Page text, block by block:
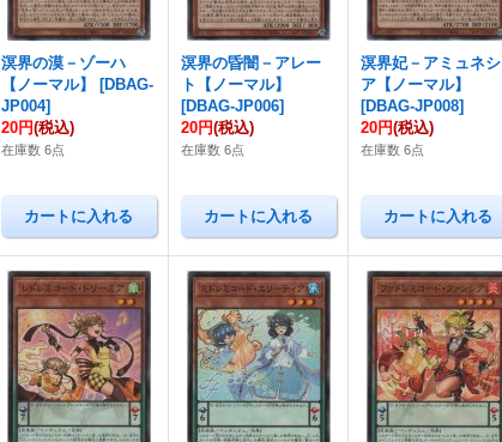
溟界の漠－ゾーハ
【ノーマル】
[DBAG-
JP004]
20円(税込)
在庫数 6点
溟界の昏闇－アレー
ト【ノーマル】
[DBAG-JP006]
20円(税込)
在庫数 6点
溟界妃－アミュネシ
ア【ノーマル】
[DBAG-JP008]
20円(税込)
在庫数 6点